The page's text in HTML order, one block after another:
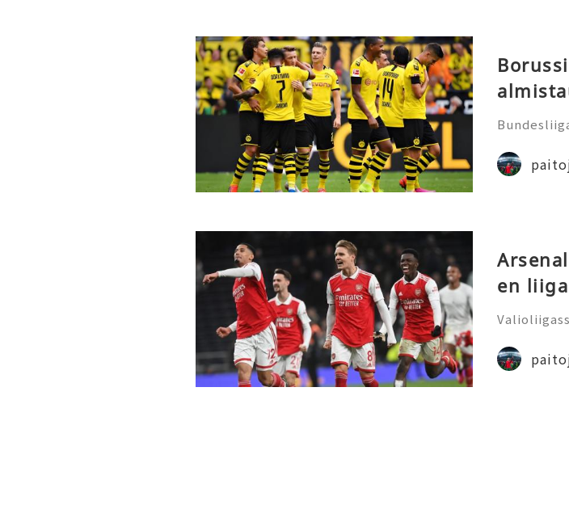
a uuden
ukkueella
en
aa
027.